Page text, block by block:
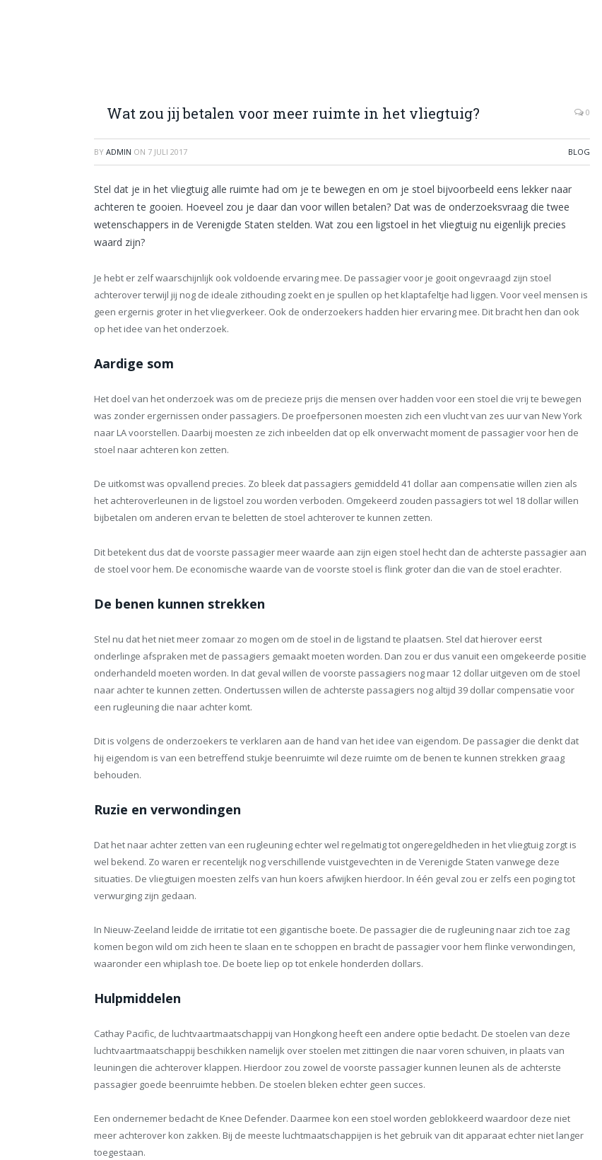
Wat zou jij betalen voor meer ruimte in het vliegtuig? 0
BY ADMIN ON 7 JULI 2017 BLOG
Stel dat je in het vliegtuig alle ruimte had om je te bewegen en om je stoel bijvoorbeeld eens lekker naar
achteren te gooien. Hoeveel zou je daar dan voor willen betalen? Dat was de onderzoeksvraag die twee
wetenschappers in de Verenigde Staten stelden. Wat zou een ligstoel in het vliegtuig nu eigenlijk precies
waard zijn?
Je hebt er zelf waarschijnlijk ook voldoende ervaring mee. De passagier voor je gooit ongevraagd zijn stoel
achterover terwijl jij nog de ideale zithouding zoekt en je spullen op het klaptafeltje had liggen. Voor veel mensen is
geen ergernis groter in het vliegverkeer. Ook de onderzoekers hadden hier ervaring mee. Dit bracht hen dan ook
op het idee van het onderzoek.
Aardige som
Het doel van het onderzoek was om de precieze prijs die mensen over hadden voor een stoel die vrij te bewegen
was zonder ergernissen onder passagiers. De proefpersonen moesten zich een vlucht van zes uur van New York
naar LA voorstellen. Daarbij moesten ze zich inbeelden dat op elk onverwacht moment de passagier voor hen de
stoel naar achteren kon zetten.
De uitkomst was opvallend precies. Zo bleek dat passagiers gemiddeld 41 dollar aan compensatie willen zien als
het achteroverleunen in de ligstoel zou worden verboden. Omgekeerd zouden passagiers tot wel 18 dollar willen
bijbetalen om anderen ervan te beletten de stoel achterover te kunnen zetten.
Dit betekent dus dat de voorste passagier meer waarde aan zijn eigen stoel hecht dan de achterste passagier aan
de stoel voor hem. De economische waarde van de voorste stoel is flink groter dan die van de stoel erachter.
De benen kunnen strekken
Stel nu dat het niet meer zomaar zo mogen om de stoel in de ligstand te plaatsen. Stel dat hierover eerst
onderlinge afspraken met de passagiers gemaakt moeten worden. Dan zou er dus vanuit een omgekeerde positie
onderhandeld moeten worden. In dat geval willen de voorste passagiers nog maar 12 dollar uitgeven om de stoel
naar achter te kunnen zetten. Ondertussen willen de achterste passagiers nog altijd 39 dollar compensatie voor
een rugleuning die naar achter komt.
Dit is volgens de onderzoekers te verklaren aan de hand van het idee van eigendom. De passagier die denkt dat
hij eigendom is van een betreffend stukje beenruimte wil deze ruimte om de benen te kunnen strekken graag
behouden.
Ruzie en verwondingen
Dat het naar achter zetten van een rugleuning echter wel regelmatig tot ongeregeldheden in het vliegtuig zorgt is
wel bekend. Zo waren er recentelijk nog verschillende vuistgevechten in de Verenigde Staten vanwege deze
situaties. De vliegtuigen moesten zelfs van hun koers afwijken hierdoor. In één geval zou er zelfs een poging tot
verwurging zijn gedaan.
In Nieuw-Zeeland leidde de irritatie tot een gigantische boete. De passagier die de rugleuning naar zich toe zag
komen begon wild om zich heen te slaan en te schoppen en bracht de passagier voor hem flinke verwondingen,
waaronder een whiplash toe. De boete liep op tot enkele honderden dollars.
Hulpmiddelen
Cathay Pacific, de luchtvaartmaatschappij van Hongkong heeft een andere optie bedacht. De stoelen van deze
luchtvaartmaatschappij beschikken namelijk over stoelen met zittingen die naar voren schuiven, in plaats van
leuningen die achterover klappen. Hierdoor zou zowel de voorste passagier kunnen leunen als de achterste
passagier goede beenruimte hebben. De stoelen bleken echter geen succes.
Een ondernemer bedacht de Knee Defender. Daarmee kon een stoel worden geblokkeerd waardoor deze niet
meer achterover kon zakken. Bij de meeste luchtmaatschappijen is het gebruik van dit apparaat echter niet langer
toegestaan.